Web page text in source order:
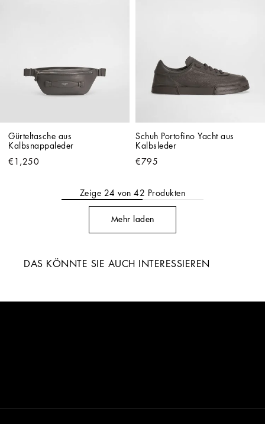
Gürteltasche aus
Kalbsnappaleder
€1,250
Schuh Portofino Yacht aus
Kalbsleder
€795
Zeige 24 von42 Produkten
Mehr laden
DAS KÖNNTE SIE AUCH INTERESSIEREN